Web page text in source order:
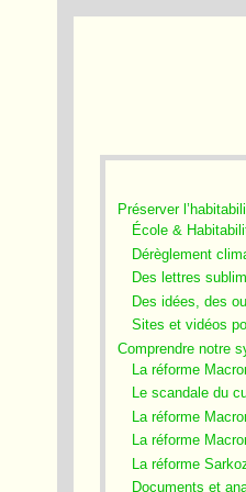
Préserver
École &
Dérèglement
Des lettres
Des idées, des
Sites et vidéos
Comprendre notre
La réforme
Le scandale du
La réforme
La réforme
La réforme
Documents et